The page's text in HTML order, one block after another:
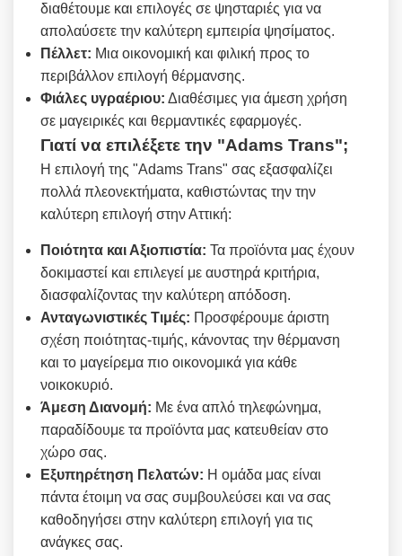
διαθέτουμε και επιλογές σε ψησταριές για να
απολαύσετε την καλύτερη εμπειρία ψησίματος.
Πέλλετ: Μια οικονομική και φιλική προς το
περιβάλλον επιλογή θέρμανσης.
Φιάλες υγραέριου: Διαθέσιμες για άμεση χρήση
σε μαγειρικές και θερμαντικές εφαρμογές.
Γιατί να επιλέξετε την "Adams Trans";
Η επιλογή της "Adams Trans" σας εξασφαλίζει
πολλά πλεονεκτήματα, καθιστώντας την την
καλύτερη επιλογή στην Αττική:
Ποιότητα και Αξιοπιστία: Τα προϊόντα μας έχουν
δοκιμαστεί και επιλεγεί με αυστηρά κριτήρια,
διασφαλίζοντας την καλύτερη απόδοση.
Ανταγωνιστικές Τιμές: Προσφέρουμε άριστη
σχέση ποιότητας-τιμής, κάνοντας την θέρμανση
και το μαγείρεμα πιο οικονομικά για κάθε
νοικοκυριό.
Άμεση Διανομή: Με ένα απλό τηλεφώνημα,
παραδίδουμε τα προϊόντα μας κατευθείαν στο
χώρο σας.
Εξυπηρέτηση Πελατών: Η ομάδα μας είναι
πάντα έτοιμη να σας συμβουλεύσει και να σας
καθοδηγήσει στην καλύτερη επιλογή για τις
ανάγκες σας.